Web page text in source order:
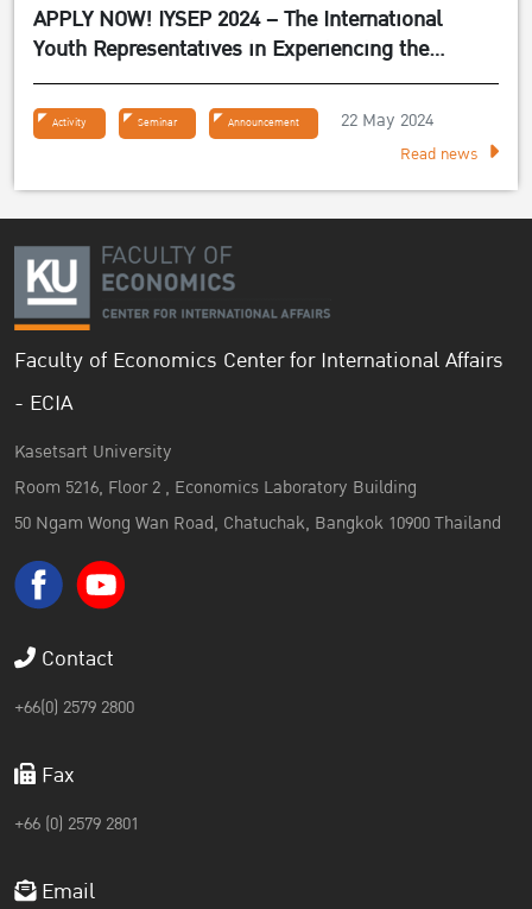
APPLY NOW! IYSEP 2024 – The International
Youth Representatives in Experiencing the
Sufficiency Economy Philosophy 2024
Activity Seminar Announcement 22 May 2024
Read news
Faculty of Economics Center for International Affairs
- ECIA
Kasetsart University
Room 5216, Floor 2 , Economics Laboratory Building
50 Ngam Wong Wan Road, Chatuchak, Bangkok 10900 Thailand
Contact
+66(0) 2579 2800
Fax
+66 (0) 2579 2801
Email